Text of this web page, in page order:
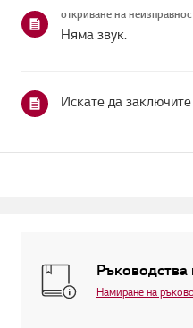
откриване на
Няма звук.
Искате да
Намиране на